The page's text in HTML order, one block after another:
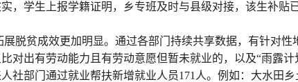
，学生上报学籍证明，乡专班及时与县级对接，该生补贴
脱贫成效更加明显。通过各部门持续共享数据，有针对
对出有劳动能力且有劳动意愿但暂未就业的，以及“雨露计
社部门通过就业帮扶新增就业人员171人。例如：大水田